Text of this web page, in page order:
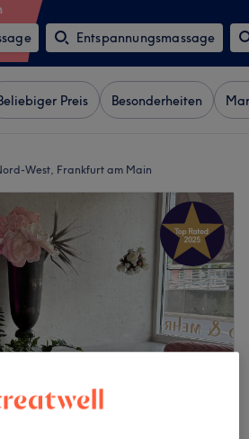
Entspannungsmassage
Preis Besonderheiten
West, Frankfurt am Main